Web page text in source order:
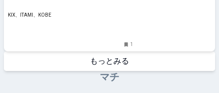
KIX、ITAMI、KOBE
1
もっとみる
マチ